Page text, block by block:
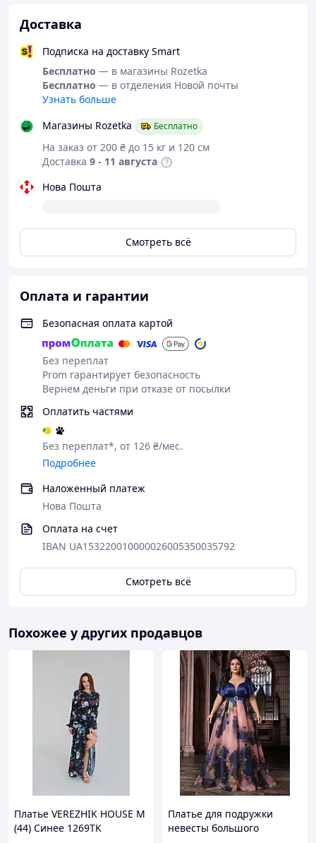
Доставка
Подписка на доставку Smart
Бесплатно — в магазины Rozetka
Бесплатно — в отделения Новой почты
Узнать больше
Магазины Rozetka
Бесплатно
На заказ от 200 ₴ до 15 кг и 120 см
Доставка 9 - 11 августа
Нова Пошта
Смотреть всё
Оплата и гарантии
Безопасная оплата картой
Без переплат
Prom гарантирует безопасность
Вернем деньги при отказе от посылки
Оплатить частями
Без переплат*, от 126 ₴/мес.
Подробнее
Наложенный платеж
Нова Пошта
Оплата на счет
IBAN UA153220010000026005350035792
Смотреть всё
Похожее у других продавцов
Платье VEREZHIK HOUSE M
(44) Синее 1269TK
Платье для подружки
невесты большого